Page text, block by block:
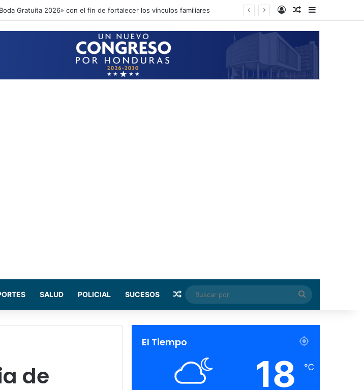
Gratuita 2026» con el fin de fortalecer los vínculos familiares Log InRandom Article
SALUD POLICIAL SUCESOS Random Article
Buscar
por
de
El Tiempo
18 ℃